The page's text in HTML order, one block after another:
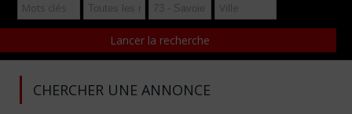
CHERCHER UNE ANNONCE